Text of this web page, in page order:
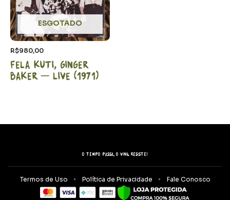
ESGOTADO
R$980,00
Fela Kuti, Ginger
Baker – LIVE (1971)
O tempo passa, o vinil resiste!
Termos de Uso Política de Privacidade Fale Conosco